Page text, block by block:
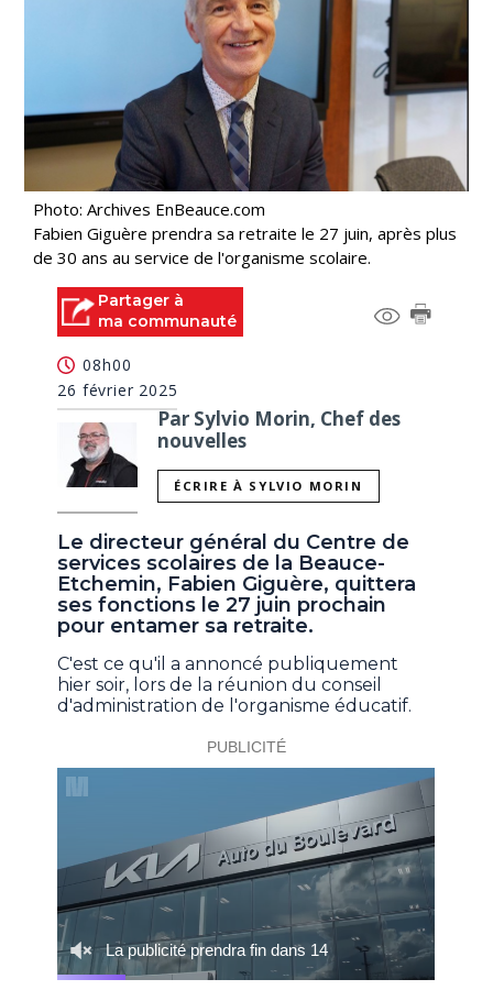
Photo: Archives EnBeauce.com
Fabien Giguère prendra sa retraite le 27 juin, après plus
de 30 ans au service de l'organisme scolaire.
Partager à
ma communauté
08h00
26 février 2025
Par Sylvio Morin, Chef des
nouvelles
ÉCRIRE À SYLVIO MORIN
Le directeur général du Centre de
services scolaires de la Beauce-
Etchemin, Fabien Giguère, quittera
ses fonctions le 27 juin prochain
pour entamer sa retraite.
C'est ce qu'il a annoncé publiquement
hier soir, lors de la réunion du conseil
d'administration de l'organisme éducatif.